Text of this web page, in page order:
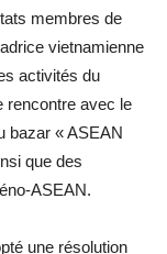
membres de
vietnamienne
activités du
rencontre avec le
bazar « ASEAN
que des
ASEAN.
une résolution